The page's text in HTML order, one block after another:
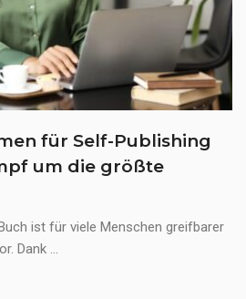
für Self-Publishing
um die größte
ist für viele Menschen greifbarer
Dank ...